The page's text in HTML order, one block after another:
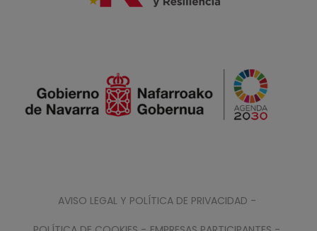
AVISO LEGAL Y POLÍTICA DE PRIVACIDAD -